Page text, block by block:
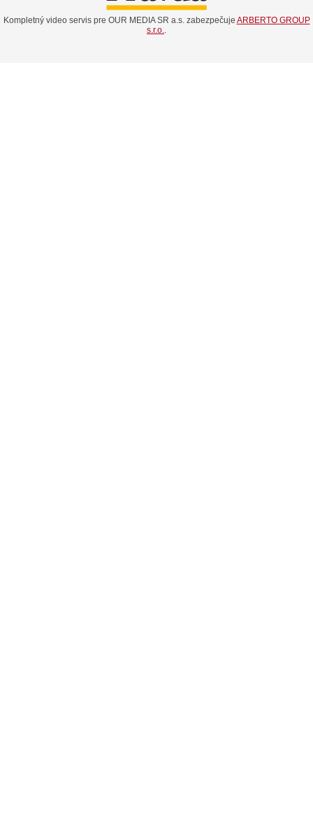
Kompletný video servis pre OUR MEDIA SR a.s. zabezpečuje ARBERTO GROUP
s.r.o..